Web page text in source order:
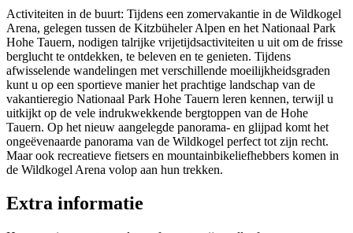
Activiteiten in de buurt: Tijdens een zomervakantie in de Wildkogel
Arena, gelegen tussen de Kitzbüheler Alpen en het Nationaal Park
Hohe Tauern, nodigen talrijke vrijetijdsactiviteiten u uit om de frisse
berglucht te ontdekken, te beleven en te genieten. Tijdens
afwisselende wandelingen met verschillende moeilijkheidsgraden
kunt u op een sportieve manier het prachtige landschap van de
vakantieregio Nationaal Park Hohe Tauern leren kennen, terwijl u
uitkijkt op de vele indrukwekkende bergtoppen van de Hohe
Tauern. Op het nieuw aangelegde panorama- en glijpad komt het
ongeëvenaarde panorama van de Wildkogel perfect tot zijn recht.
Maar ook recreatieve fietsers en mountainbikeliefhebbers komen in
de Wildkogel Arena volop aan hun trekken.
Extra informatie